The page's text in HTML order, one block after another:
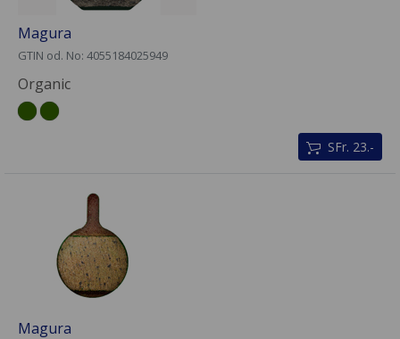
Magura
GTIN od. No: 4055184025949
Organic
SFr. 23.-
Magura